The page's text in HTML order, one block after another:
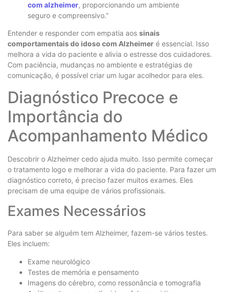
com alzheimer, proporcionando um ambiente
seguro e compreensivo.”
Entender e responder com empatia aos sinais
comportamentais do idoso com Alzheimer é essencial. Isso
melhora a vida do paciente e alivia o estresse dos cuidadores.
Com paciência, mudanças no ambiente e estratégias de
comunicação, é possível criar um lugar acolhedor para eles.
Diagnóstico Precoce e
Importância do
Acompanhamento Médico
Descobrir o Alzheimer cedo ajuda muito. Isso permite começar
o tratamento logo e melhorar a vida do paciente. Para fazer um
diagnóstico correto, é preciso fazer muitos exames. Eles
precisam de uma equipe de vários profissionais.
Exames Necessários
Para saber se alguém tem Alzheimer, fazem-se vários testes.
Eles incluem:
Exame neurológico
Testes de memória e pensamento
Imagens do cérebro, como ressonância e tomografia